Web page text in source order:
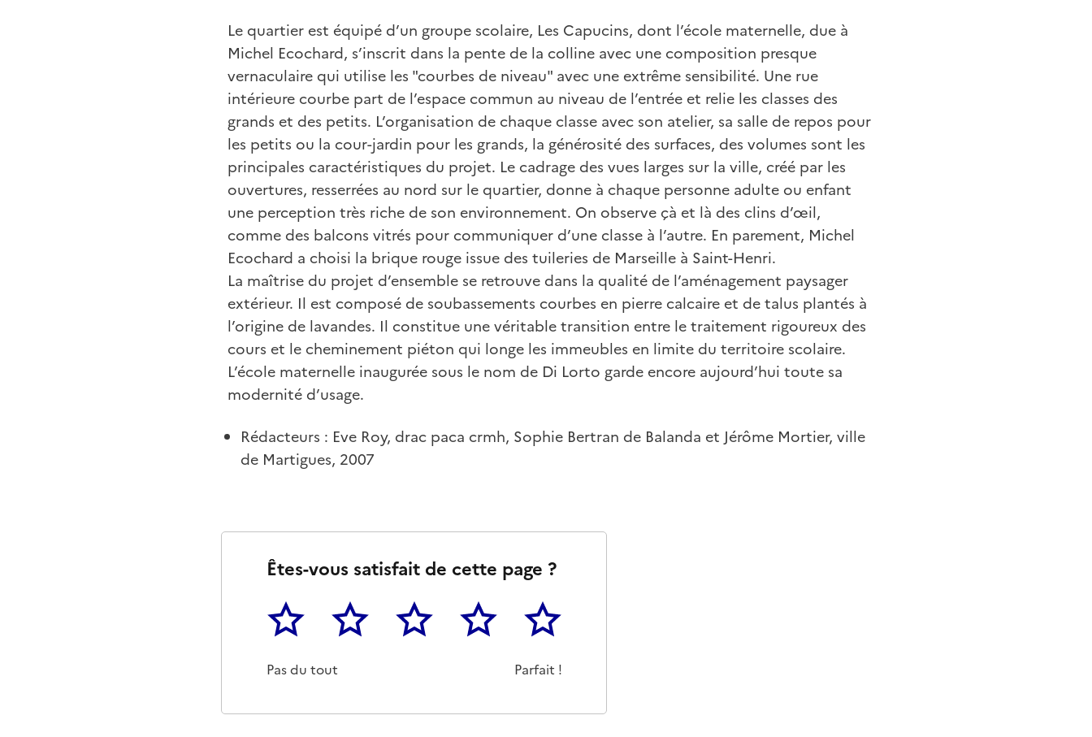
Le quartier est équipé d’un groupe scolaire, Les Capucins, dont l’école maternelle, due à
Michel Ecochard, s’inscrit dans la pente de la colline avec une composition presque
vernaculaire qui utilise les "courbes de niveau" avec une extrême sensibilité. Une rue
intérieure courbe part de l’espace commun au niveau de l’entrée et relie les classes des
grands et des petits. L’organisation de chaque classe avec son atelier, sa salle de repos pour
les petits ou la cour-jardin pour les grands, la générosité des surfaces, des volumes sont les
principales caractéristiques du projet. Le cadrage des vues larges sur la ville, créé par les
ouvertures, resserrées au nord sur le quartier, donne à chaque personne adulte ou enfant
une perception très riche de son environnement. On observe çà et là des clins d’œil,
comme des balcons vitrés pour communiquer d’une classe à l’autre. En parement, Michel
Ecochard a choisi la brique rouge issue des tuileries de Marseille à Saint-Henri.
La maîtrise du projet d’ensemble se retrouve dans la qualité de l’aménagement paysager
extérieur. Il est composé de soubassements courbes en pierre calcaire et de talus plantés à
l’origine de lavandes. Il constitue une véritable transition entre le traitement rigoureux des
cours et le cheminement piéton qui longe les immeubles en limite du territoire scolaire.
L’école maternelle inaugurée sous le nom de Di Lorto garde encore aujourd’hui toute sa
modernité d’usage.
Rédacteurs : Eve Roy, drac paca crmh, Sophie Bertran de Balanda et Jérôme Mortier, ville
de Martigues, 2007
Êtes-vous satisfait de cette page ?
1
Pas du tout
2 3 4 5
Parfait !